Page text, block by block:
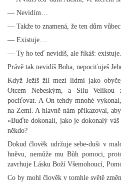
— Nevidím…
— Takže to znamená, že ten dům
— Existuje…
— Ty ho teď nevidíš, ale říkáš:
Právě tak nevidíš Boha, nepociťuješ
Když Ježíš žil mezi lidmi jako
Otcem Nebeským, a Sílu
pociťovat. A On tehdy mnohé
na Zemi. A hlavně nám přikazoval,
«Buďte dokonalí, jako je dokonalý
někdo?
Dokud člověk udržuje sebe-duši v
hněvu, nemůže mu Bůh pomoci,
zavrhuje Lásku Boží Všemohoucí,
Co by mohl člověk v tomhle světě